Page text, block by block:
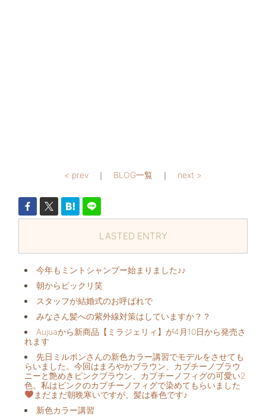
< prev ｜ BLOG一覧 ｜ next >
LASTED ENTRY
今年もミントシャンプー始まりました♪♪
朝からビックリ️笑
スタッフが結婚式のお呼ばれで
みなさん髪への紫外線対策はしていますか？？
Aujuaから新商品【ミラジェリィ】が4月10日から発売さ
れます
先日ミルボンさんの新色カラー講習でモデルをさせても
らいました。今回はまろやかブラウン、カプチーノブラウ
ニーと艶めきピンクブラウン、カプチーノフィグの可愛い2
色。私はピンクのカプチーノフィグで染めてもらいました
まだまだ朝晩寒いですが、髪は春色です♪
新色カラー講習